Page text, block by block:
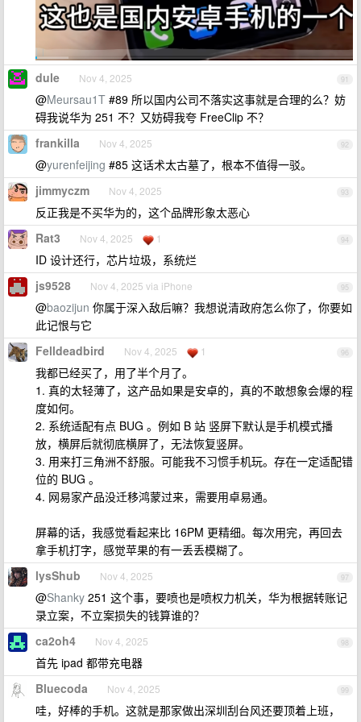
91
dule Nov 4, 2025
@Meursau1T #89 所以国内公司不落实这事就是合理的么？妨
碍我说华为 251 不？又妨碍我夸 FreeClip 不？
92
frankilla Nov 4, 2025
@yurenfeijing #85 这话术太古墓了，根本不值得一驳。
93
jimmyczm Nov 4, 2025
反正我是不买华为的，这个品牌形象太恶心
94
Rat3 Nov 4, 2025 1
ID 设计还行，芯片垃圾，系统烂
95
js9528 Nov 4, 2025 via iPhone
@baozijun 你属于深入敌后嘛？我想说清政府怎么你了，你要如
此记恨与它
96
Felldeadbird Nov 4, 2025 1
我都已经买了，用了半个月了。
1. 真的太轻薄了，这产品如果是安卓的，真的不敢想象会爆的程
度如何。
2. 系统适配有点 BUG 。例如 B 站 竖屏下默认是手机模式播
放，横屏后就彻底横屏了，无法恢复竖屏。
3. 用来打三角洲不舒服。可能我不习惯手机玩。存在一定适配错
位的 BUG 。
4. 网易家产品没迁移鸿蒙过来，需要用卓易通。
屏幕的话，我感觉看起来比 16PM 更精细。每次用完，再回去
拿手机打字，感觉苹果的有一丢丢模糊了。
97
lysShub Nov 4, 2025
@Shanky 251 这个事，要喷也是喷权力机关，华为根据转账记
录立案，不立案损失的钱算谁的？
98
ca2oh4 Nov 4, 2025
首先 ipad 都带充电器
99
Bluecoda Nov 4, 2025
哇，好棒的手机。这就是那家做出深圳刮台风还要顶着上班，